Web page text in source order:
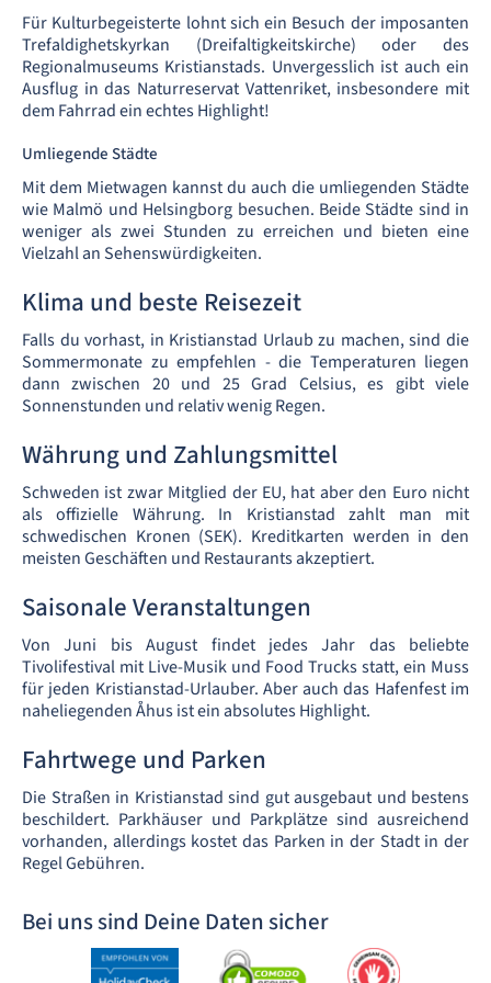
Für Kulturbegeisterte lohnt sich ein Besuch der imposanten
Trefaldighetskyrkan (Dreifaltigkeitskirche) oder des
Regionalmuseums Kristianstads. Unvergesslich ist auch ein
Ausflug in das Naturreservat Vattenriket, insbesondere mit
dem Fahrrad ein echtes Highlight!
Umliegende Städte
Mit dem Mietwagen kannst du auch die umliegenden Städte
wie Malmö und Helsingborg besuchen. Beide Städte sind in
weniger als zwei Stunden zu erreichen und bieten eine
Vielzahl an Sehenswürdigkeiten.
Klima und beste Reisezeit
Falls du vorhast, in Kristianstad Urlaub zu machen, sind die
Sommermonate zu empfehlen - die Temperaturen liegen
dann zwischen 20 und 25 Grad Celsius, es gibt viele
Sonnenstunden und relativ wenig Regen.
Währung und Zahlungsmittel
Schweden ist zwar Mitglied der EU, hat aber den Euro nicht
als offizielle Währung. In Kristianstad zahlt man mit
schwedischen Kronen (SEK). Kreditkarten werden in den
meisten Geschäften und Restaurants akzeptiert.
Saisonale Veranstaltungen
Von Juni bis August findet jedes Jahr das beliebte
Tivolifestival mit Live-Musik und Food Trucks statt, ein Muss
für jeden Kristianstad-Urlauber. Aber auch das Hafenfest im
naheliegenden Åhus ist ein absolutes Highlight.
Fahrtwege und Parken
Die Straßen in Kristianstad sind gut ausgebaut und bestens
beschildert. Parkhäuser und Parkplätze sind ausreichend
vorhanden, allerdings kostet das Parken in der Stadt in der
Regel Gebühren.
Bei uns sind Deine Daten sicher